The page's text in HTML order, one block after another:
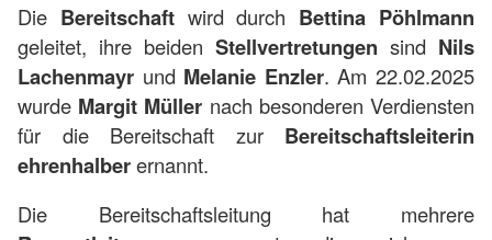
Die Bereitschaftwird durch Bettina Pöhlmann
geleitet, ihre beiden Stellvertretungen sind Nils
Lachenmayr und Melanie Enzler. Am 22.02.2025
wurde Margit Müller nach besonderen Verdiensten
für die Bereitschaft zur Bereitschaftsleiterin
ehrenhalberernannt.
Die Bereitschaftsleitung hat mehrere